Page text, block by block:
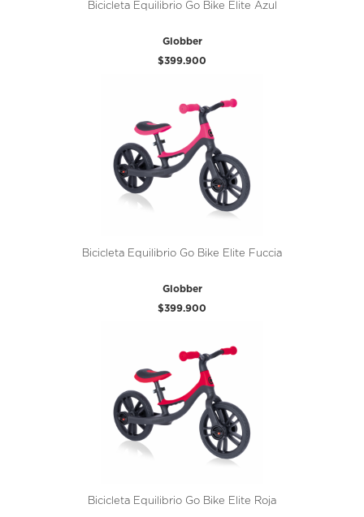
Bicicleta Equilibrio Go Bike Elite Azul
Globber
$399.900
Bicicleta Equilibrio Go Bike Elite Fuccia
Globber
$399.900
Bicicleta Equilibrio Go Bike Elite Roja